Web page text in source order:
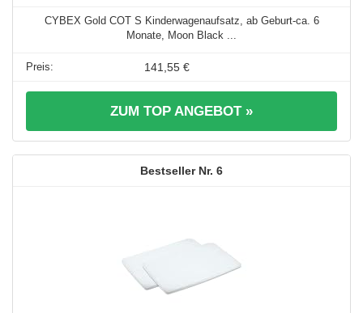
CYBEX Gold COT S Kinderwagenaufsatz, ab Geburt-ca. 6
Monate, Moon Black ...
141,55 €
ZUM TOP ANGEBOT »
6